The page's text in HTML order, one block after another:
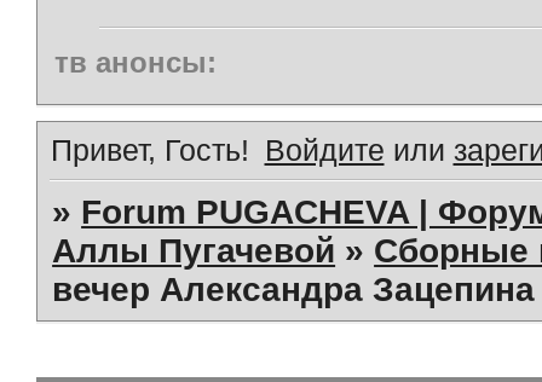
тв анонсы:
Привет, Гость! Войдите или
» Forum PUGACHEVA |
Аллы Пугачевой » Сборные
вечер Александра